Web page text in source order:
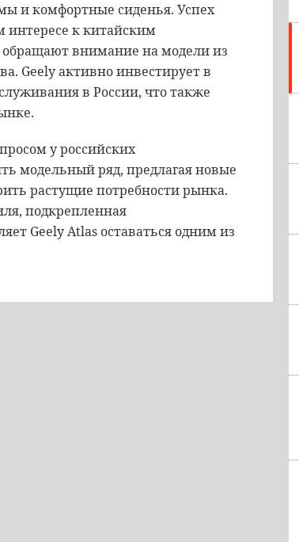
и комфортные сиденья. Успех
интересе к китайским
внимание на модели из
Geely активно инвестирует в
в России, что также
у российских
модельный ряд, предлагая новые
растущие потребности рынка.
подкрепленная
Geely Atlas оставаться одним из